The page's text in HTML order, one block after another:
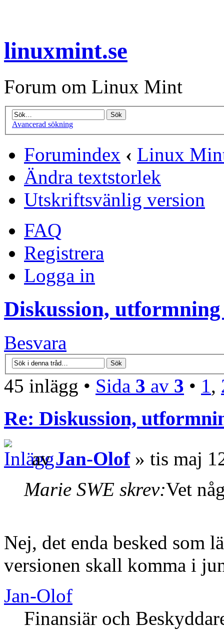
linuxmint.se
Forum om Linux Mint
Avancerad sökning
Forumindex ‹ Linux
Ändra textstorlek
Utskriftsvänlig version
FAQ
Registrera
Logga in
Diskussion,
Besvara
45 inlägg • Sida 3 av 3 • 1,
Re: Diskussion,
avJan-Olof» tis maj
Marie SWE skrev:Vet
Nej, det enda besked som
versionen skall komma i
Jan-Olof
Finansiär och